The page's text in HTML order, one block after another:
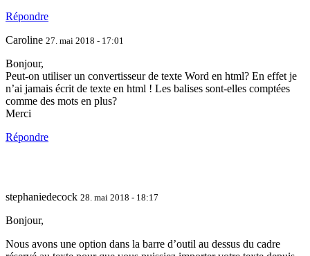
Répondre
Caroline 27. mai 2018 - 17:01
Bonjour,
Peut-on utiliser un convertisseur de texte Word en html? En effet je
n’ai jamais écrit de texte en html ! Les balises sont-elles comptées
comme des mots en plus?
Merci
Répondre
stephaniedecock 28. mai 2018 - 18:17
Bonjour,
Nous avons une option dans la barre d’outil au dessus du cadre